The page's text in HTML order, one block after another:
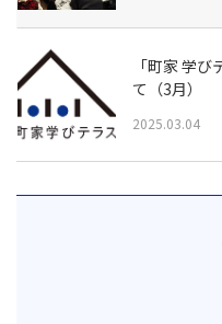
「町家 学
て（3月）
2025.03.04